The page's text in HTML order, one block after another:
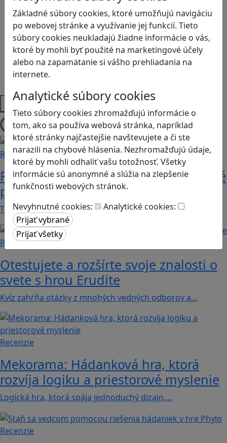
Základné súbory cookies, ktoré umožňujú navigáciu
po webovej stránke a využívanie jej funkcií. Tieto
súbory cookies neukladajú žiadne informácie o vás,
ktoré by mohli byť použité na marketingové účely
alebo na zapamätanie si vášho prehliadania na
internete.
Analytické súbory cookies
Tieto súbory cookies zhromažďujú informácie o
tom, ako sa používa webová stránka, napríklad
ktoré stránky najčastejšie navštevujete a či ste
narazili na chybové hlásenia. Nezhromažďujú údaje,
ktoré by mohli odhaliť vašu totožnosť. Všetky
informácie sú anonymné a slúžia na zlepšenie
funkčnosti webových stránok.
Nevyhnutné cookies:
Analytické cookies:
Logické myslenie
Ľudské práva a tolerancia
Motorika a koncentrácia
Programovanie/Technika
Sociálne zručnosti a kooperácia
Strategické myslenie
Zdravie a pohyb
Platformy
Načítam blogy
Recenzie
Rébusy sú hlavolamy do vrecka, ktoré
potrápia aj logiku
Tieto kartičky poskytnú skvelú zábavu pre celú…
Recenzie
Otestujete a rozšírte svoje znalosti o
svete s hrou Erudite
Kvíz zahŕňa otázky z mnohých vedných odborov a…
Recenzie
Mekorama: Hádanková hra, ktorá
rozvíja logiku a priestorové myslenie
Logická hra, ktorá spája jednoduchý dizajn,…
Recenzie